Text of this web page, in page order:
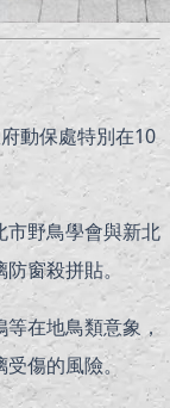
動保處特別在10
市野鳥學會與新北
窗殺拼貼。
在地鳥類意象，
傷的風險。